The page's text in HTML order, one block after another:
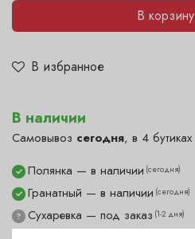
В избранное
В корзину
В наличии
Самовывоз сегодня, в 4 бутиках
✓ Гранатный — в наличии (сегодня)
✓ Полянка — в наличии (сегодня)
? Сухаревка — под заказ (1-2 дня)